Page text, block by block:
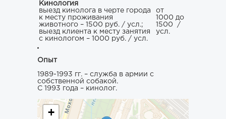
Кинология
выезд кинолога в черте города
к месту проживания
животного – 1500 руб. / усл.;
выезд клиента к месту занятия
с кинологом – 1000 руб. / усл.
от
1000 до
1500
/
усл.
Опыт
1989-1993 гг. – служба в армии с
собственной собакой.
С 1993 года – кинолог.
+